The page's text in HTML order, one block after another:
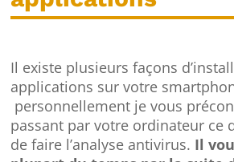
Il existe plusieurs façons
applications sur votre
personnellement je vous
passant par votre ordinateur ce
de faire l’analyse antivirus. Il